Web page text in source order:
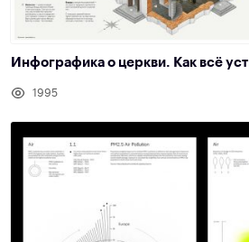
Инфографика о церкви. Как всё
1995